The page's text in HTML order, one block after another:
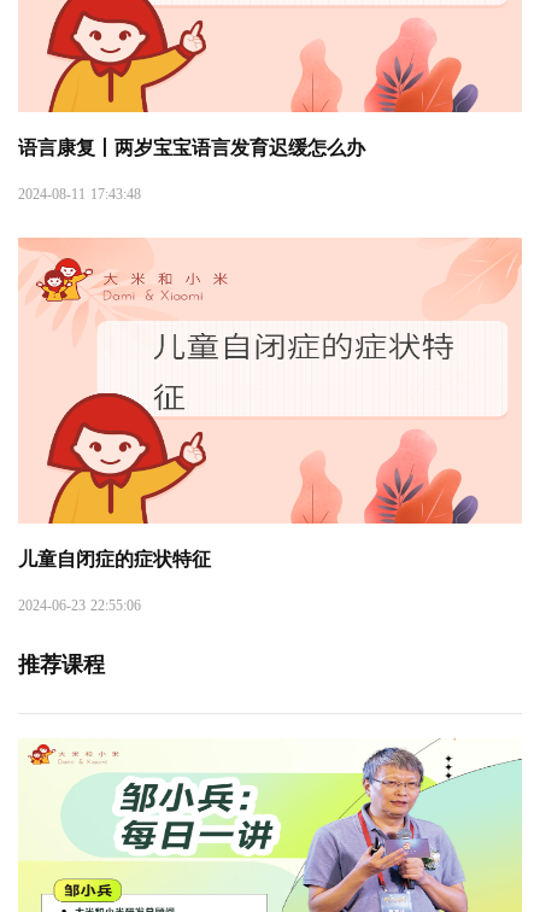
语言康复丨两岁宝宝语言发育迟缓怎么办
2024-08-11 17:43:48
儿童自闭症的症状特征
2024-06-23 22:55:06
推荐课程